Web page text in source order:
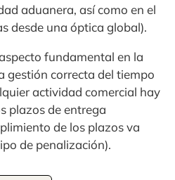
aduanera, así como en el
desde una óptica global).
fundamental en la
gestión correcta del tiempo
actividad comercial hay
plazos de entrega
de los plazos va
de penalización).